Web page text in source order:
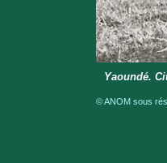
Yaoundé.
© ANOM sous